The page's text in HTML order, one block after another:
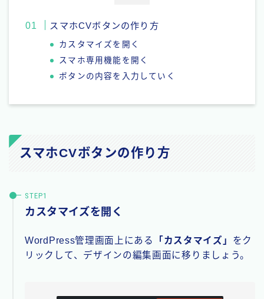
スマホCVボタンの作り方
カスタマイズを開く
スマホ専用機能を開く
ボタンの内容を入力していく
スマホCVボタンの作り方
カスタマイズを開く
WordPress管理画面上にある 「カスタマイズ」 をク
リックして、デザインの編集画面に移りましょう。